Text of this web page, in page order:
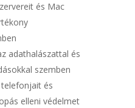
és Mac
adathalászattal és
szemben
és
elleni védelmet